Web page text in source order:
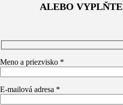
ALEBO
Meno a priezvisko *
E-mailová adresa *